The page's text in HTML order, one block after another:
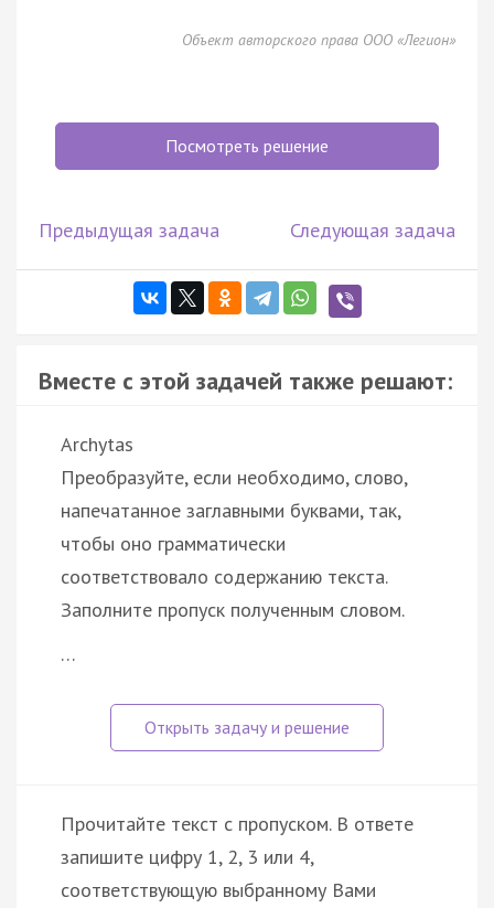
Объект авторского права ООО «Легион»
Посмотреть решение
Предыдущая задача Следующая задача
Вместе с этой задачей также решают:
Archytas
Преобразуйте, если необходимо, слово,
напечатанное заглавными буквами, так,
чтобы оно грамматически
соответствовало содержанию текста.
Заполните пропуск полученным словом.
…
Прочитайте текст с пропуском. В ответе
запишите цифру 1, 2, 3 или 4,
соответствующую выбранному Вами